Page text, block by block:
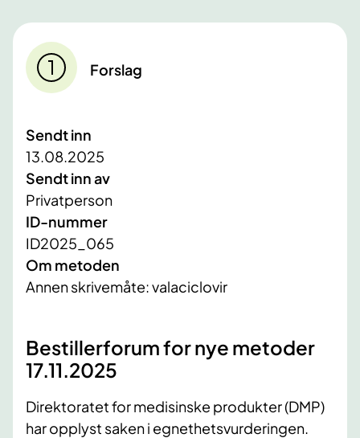
Forslag
Sendt inn
13.08.2025
Sendt inn av
Privatperson
ID-nummer
ID2025_065
Om metoden
Annen skrivemåte: valaciclovir
Bestillerforum for nye metoder
17.11.2025
Direktoratet for medisinske produkter (DMP)
har opplyst saken i egnethetsvurderingen.